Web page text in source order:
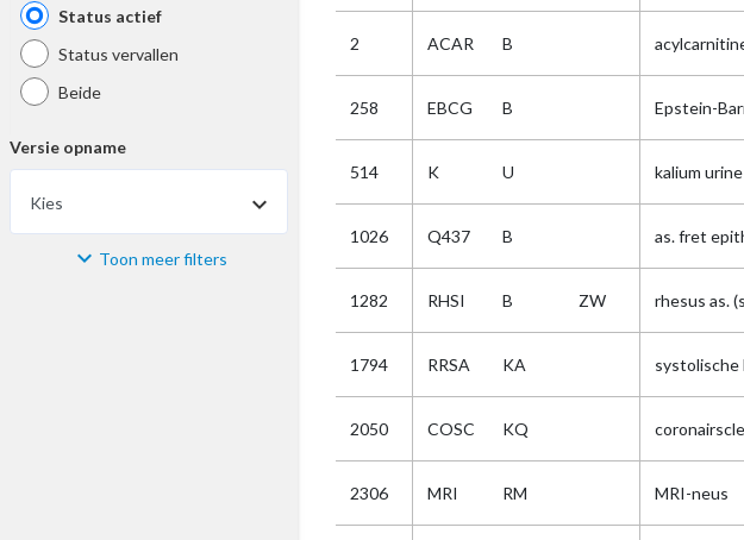
Status actief
Status vervallen
Beide
Versie opname
Kies
Materiaal Toon meer filters
2 ACAR B
258 EBCG B Epstein-
514 K U kalium urine
1026 Q437 B as. fret
1282 RHSI B ZW rhesus as.
1794 RRSA KA systolische
2050 COSC KQ
2306 MRI RM MRI-neus